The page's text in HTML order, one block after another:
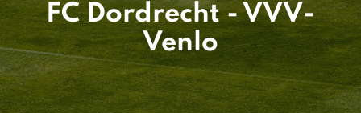
FC Dordrecht - VVV-
Venlo